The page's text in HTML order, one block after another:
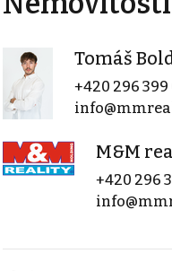
Tomáš
+420 296 399
M&M
+420 296